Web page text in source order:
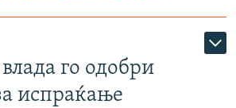
го одобри
испраќање